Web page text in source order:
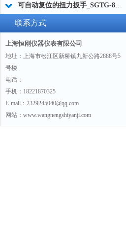
可自动复位的扭力扳手_SGTG-8预置扭力扳手
联系方式
上海恒刚仪器仪表有限公司
地址：上海市松江区新桥镇九新公路2888号5
号楼
电话：
手机：18221870325
E-mail：2329245040@qq.com
网站：www.wangnengshiyanji.com